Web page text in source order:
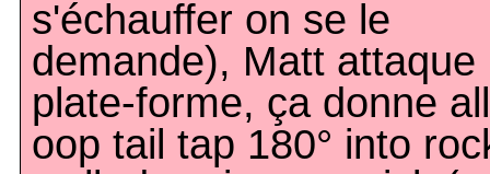
s'échauffer on se le
demande), Matt attaque
plate-forme, ça donne
oop tail tap 180° into